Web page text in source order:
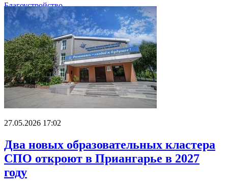
Благоустройство
27.05.2026 17:02
Два новых образовательных кластера
СПО откроют в Приангарье в 2027
году